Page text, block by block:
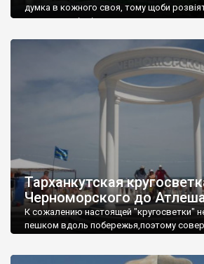
думка в кожного своя, тому щоби
запрошую відвідати це
Тарханкутская
Черноморского до
К сожалению настоящей "кругосветки"
пешком вдоль побережья,поэтому